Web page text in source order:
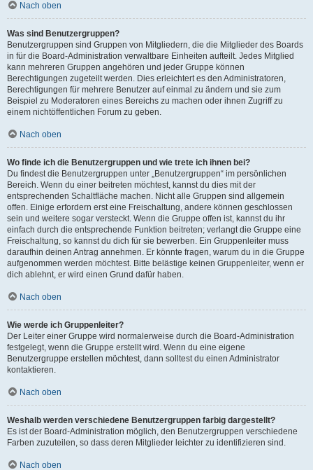
Nach oben
Was sind Benutzergruppen?
Benutzergruppen sind Gruppen von Mitgliedern, die die Mitglieder des Boards
in für die Board-Administration verwaltbare Einheiten aufteilt. Jedes Mitglied
kann mehreren Gruppen angehören und jeder Gruppe können
Berechtigungen zugeteilt werden. Dies erleichtert es den Administratoren,
Berechtigungen für mehrere Benutzer auf einmal zu ändern und sie zum
Beispiel zu Moderatoren eines Bereichs zu machen oder ihnen Zugriff zu
einem nichtöffentlichen Forum zu geben.
Nach oben
Wo finde ich die Benutzergruppen und wie trete ich ihnen bei?
Du findest die Benutzergruppen unter „Benutzergruppen“ im persönlichen
Bereich. Wenn du einer beitreten möchtest, kannst du dies mit der
entsprechenden Schaltfläche machen. Nicht alle Gruppen sind allgemein
offen. Einige erfordern erst eine Freischaltung, andere können geschlossen
sein und weitere sogar versteckt. Wenn die Gruppe offen ist, kannst du ihr
einfach durch die entsprechende Funktion beitreten; verlangt die Gruppe eine
Freischaltung, so kannst du dich für sie bewerben. Ein Gruppenleiter muss
daraufhin deinen Antrag annehmen. Er könnte fragen, warum du in die Gruppe
aufgenommen werden möchtest. Bitte belästige keinen Gruppenleiter, wenn er
dich ablehnt, er wird einen Grund dafür haben.
Nach oben
Wie werde ich Gruppenleiter?
Der Leiter einer Gruppe wird normalerweise durch die Board-Administration
festgelegt, wenn die Gruppe erstellt wird. Wenn du eine eigene
Benutzergruppe erstellen möchtest, dann solltest du einen Administrator
kontaktieren.
Nach oben
Weshalb werden verschiedene Benutzergruppen farbig dargestellt?
Es ist der Board-Administration möglich, den Benutzergruppen verschiedene
Farben zuzuteilen, so dass deren Mitglieder leichter zu identifizieren sind.
Nach oben